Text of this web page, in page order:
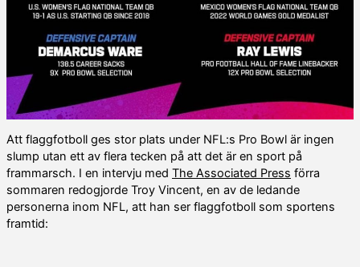
Att flaggfotboll ges stor plats under NFL:s Pro Bowl är ingen
slump utan ett av flera tecken på att det är en sport på
frammarsch. I en intervju med The Associated Press förra
sommaren redogjorde Troy Vincent, en av de ledande
personerna inom NFL, att han ser flaggfotboll som sportens
framtid: